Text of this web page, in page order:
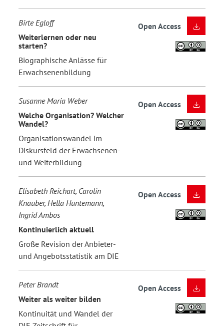
Birte Egloff
Weiterlernen oder neu
starten?
Biographische Anlässe für
Erwachsenenbildung
Open Access
Susanne Maria Weber
Welche Organisation? Welcher
Wandel?
Organisationswandel im
Diskursfeld der Erwachsenen-
und Weiterbildung
Open Access
Elisabeth Reichart, Carolin
Knauber, Hella Huntemann,
Ingrid Ambos
Kontinuierlich aktuell
Große Revision der Anbieter-
und Angebotsstatistik am DIE
Open Access
Peter Brandt
Weiter als weiter bilden
Kontinuität und Wandel der
Open Access